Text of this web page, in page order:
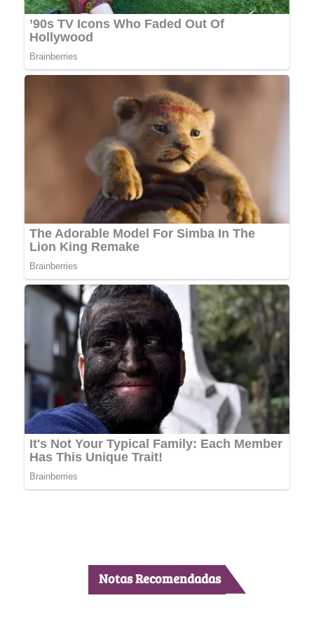
Notas Recomendadas